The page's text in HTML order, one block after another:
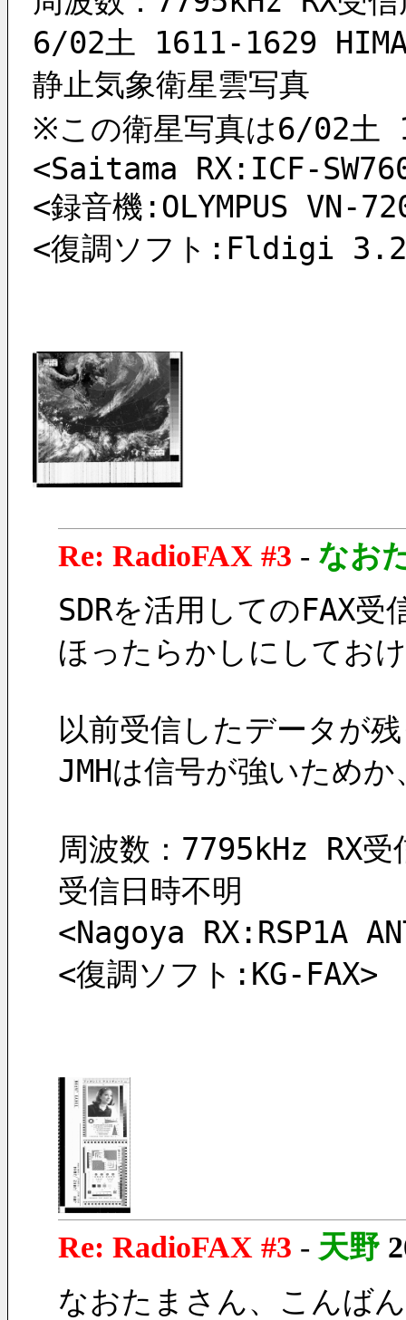
6/02土 1611-1629
静止気象衛星雲写真
※この衛星写真は6/02土
<Saitama RX:ICF-
<録音機:OLYMPUS VN-
<復調ソフト:Fldigi
Re: RadioFAX #3 - なお
SDRを活用してのFAX
ほったらかしにしてお
以前受信したデータが
JMHは信号が強いため
周波数：7795kHz RX
受信日時不明
<Nagoya RX:RSP1A
<復調ソフト:KG-FAX>
Re: RadioFAX #3 - 天野
なおたまさん、こんば